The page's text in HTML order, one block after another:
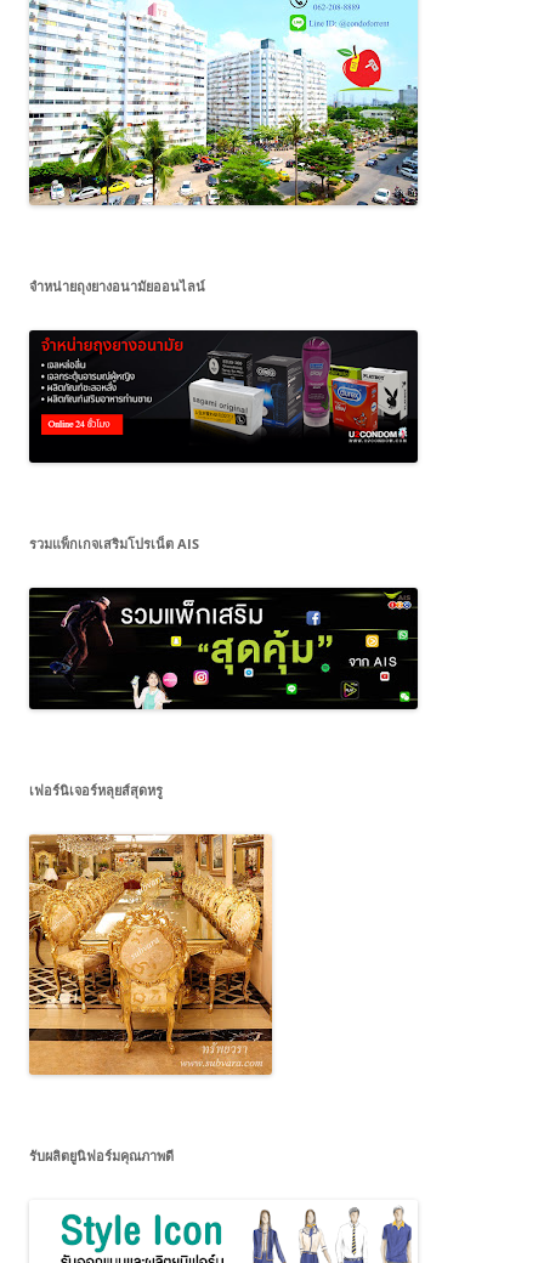
จำหน่ายถุงยางอนามัยออนไลน์
รวมแพ็กเกจเสริมโปรเน็ต AIS
เฟอร์นิเจอร์หลุยส์สุดหรู
รับผลิตยูนิฟอร์มคุณภาพดี